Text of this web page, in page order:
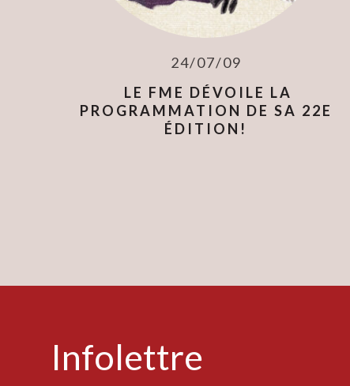
24/07/09
LE FME DÉVOILE LA
PROGRAMMATION DE SA 22E
ÉDITION!
Infolettre